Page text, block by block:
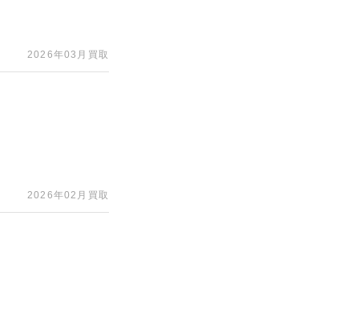
2026年03月買取
2026年02月買取